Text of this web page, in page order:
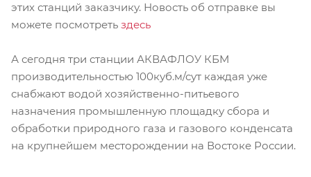
этих станций заказчику. Новость об отправке вы
можете посмотреть здесь
А сегодня три станции АКВАФЛОУ КБМ
производительностью 100куб.м/сут каждая уже
снабжают водой хозяйственно-питьевого
назначения промышленную площадку сбора и
обработки природного газа и газового конденсата
на крупнейшем месторождении на Востоке России.